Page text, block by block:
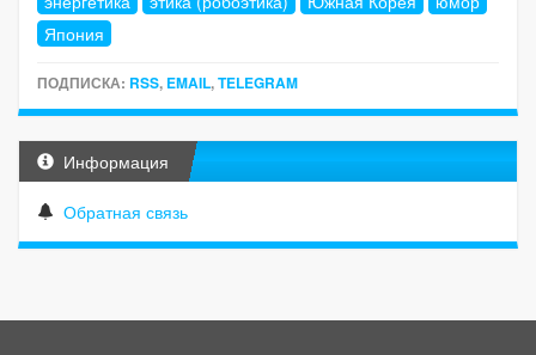
Япония
ПОДПИСКА: RSS, EMAIL,TELEGRAM
Информация
Обратная связь